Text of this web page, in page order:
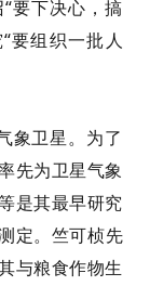
要下决心，搞
要组织一批人
象卫星。为了
先为卫星气象
是其最早研究
定。 竺可桢先
与粮食作物生